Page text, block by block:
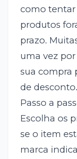
como
produtos
prazo.
uma vez
sua compra
de desconto.
Passo a
Escolha os
se o item
marca